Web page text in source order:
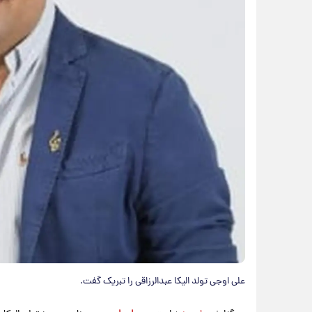
علی اوجی تولد الیکا عبدالرزاقی را تبریک گفت.